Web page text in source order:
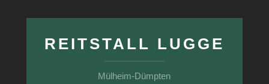
REITSTALL LUGGE
Mülheim-Dümpten